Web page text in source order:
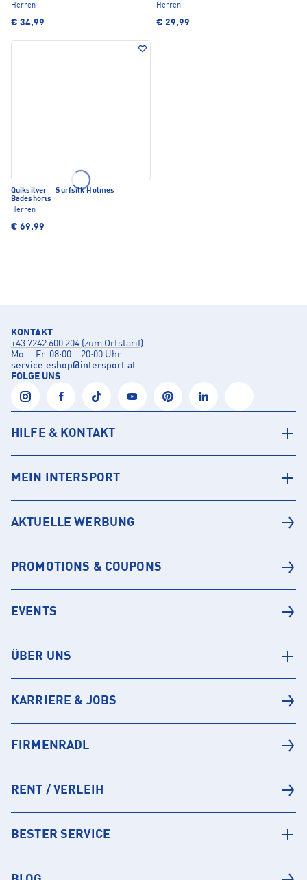
Herren
€ 34,99
Herren
€ 29,99
Quiksilver · Surfsilk Holmes
Badeshorts
Herren
€ 69,99
KONTAKT
+43 7242 600 204 (zum Ortstarif)
Mo. – Fr. 08:00 – 20:00 Uhr
service.eshop@intersport.at
FOLGE UNS
HILFE & KONTAKT
MEIN INTERSPORT
AKTUELLE WERBUNG
PROMOTIONS & COUPONS
EVENTS
ÜBER UNS
KARRIERE & JOBS
FIRMENRADL
RENT / VERLEIH
BESTER SERVICE